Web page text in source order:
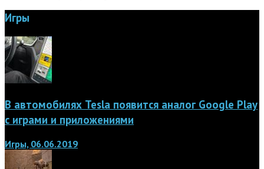
Игры
В автомобилях Tesla появится аналог Google Play
с играми и приложениями
Игры, 06.06.2019